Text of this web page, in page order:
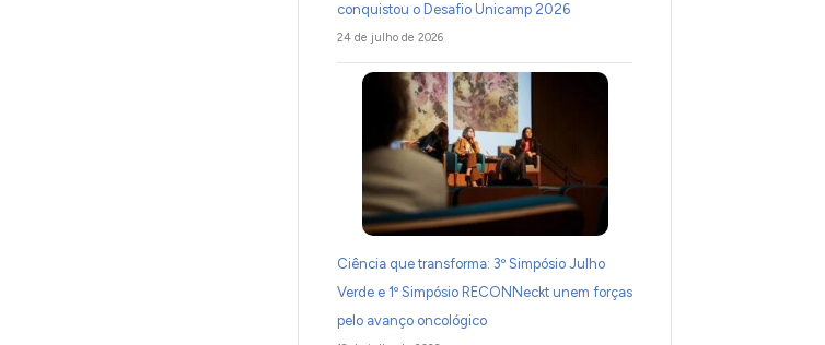
conquistou o Desafio Unicamp 2026
24 de julho de 2026
Ciência que transforma: 3º Simpósio Julho
Verde e 1º Simpósio RECONNeckt unem forças
pelo avanço oncológico